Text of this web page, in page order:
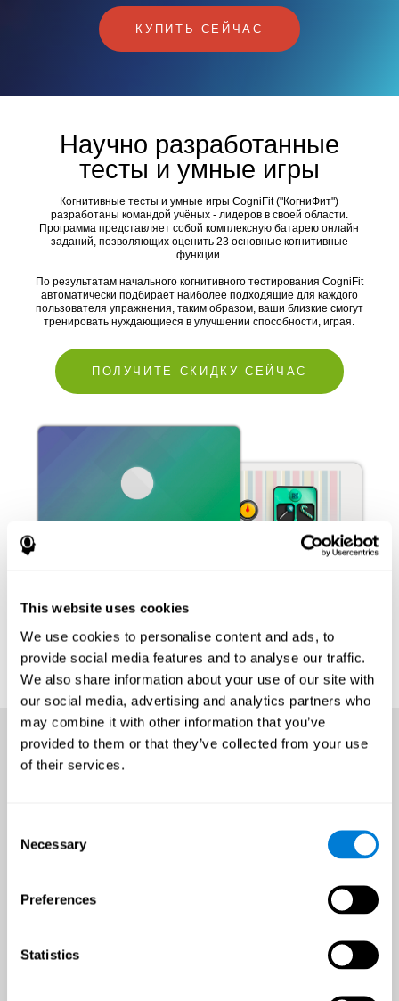
This website uses cookies
We use cookies to personalise content and ads, to
provide social media features and to analyse our traffic.
We also share information about your use of our site with
our social media, advertising and analytics partners who
may combine it with other information that you’ve
provided to them or that they’ve collected from your use
of their services.
Selection
Necessary
Preferences
Statistics
КУПИТЬ СЕЙЧАС
Научно разработанные
тесты и умные игры
Когнитивные тесты и умные игры CogniFit ("КогниФит")
разработаны командой учёных - лидеров в своей области.
Программа представляет собой комплексную батарею онлайн
заданий, позволяющих оценить 23 основные когнитивные
функции.
По результатам начального когнитивного тестирования CogniFit
автоматически подбирает наиболее подходящие для каждого
пользователя упражнения, таким образом, ваши близкие смогут
тренировать нуждающиеся в улучшении способности, играя.
ПОЛУЧИТЕ СКИДКУ СЕЙЧАС